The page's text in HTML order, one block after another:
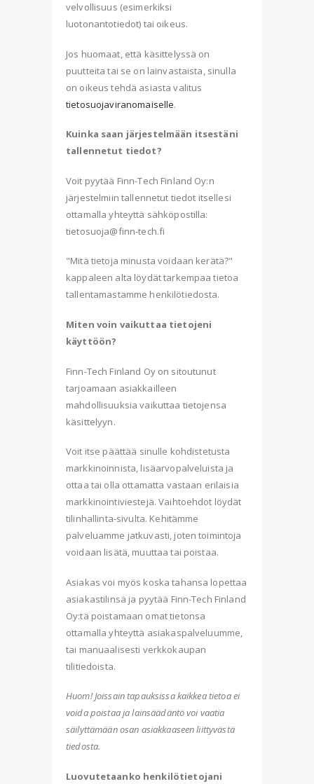
velvollisuus (esimerkiksi
luotonantotiedot) tai oikeus.
Jos huomaat, että käsittelyssä on
puutteita tai se on lainvastaista, sinulla
on oikeus tehdä asiasta valitus
tietosuojaviranomaiselle.
Kuinka saan järjestelmään itsestäni
tallennetut tiedot?
Voit pyytää Finn-Tech Finland Oy:n
järjestelmiin tallennetut tiedot itsellesi
ottamalla yhteyttä sähköpostilla:
tietosuoja@finn-tech.fi
"Mitä tietoja minusta voidaan kerätä?"
kappaleen alta löydät tarkempaa tietoa
tallentamastamme henkilötiedosta.
Miten voin vaikuttaa tietojeni
käyttöön?
Finn-Tech Finland Oy on sitoutunut
tarjoamaan asiakkailleen
mahdollisuuksia vaikuttaa tietojensa
käsittelyyn.
Voit itse päättää sinulle kohdistetusta
markkinoinnista, lisäarvopalveluista ja
ottaa tai olla ottamatta vastaan erilaisia
markkinointiviestejä. Vaihtoehdot löydät
tilinhallinta-sivulta. Kehitämme
palveluamme jatkuvasti, joten toimintoja
voidaan lisätä, muuttaa tai poistaa.
Asiakas voi myös koska tahansa lopettaa
asiakastilinsä ja pyytää Finn-Tech Finland
Oy:tä poistamaan omat tietonsa
ottamalla yhteyttä asiakaspalveluumme,
tai manuaalisesti verkkokaupan
tilitiedoista.
Huom! Joissain tapauksissa kaikkea tietoa ei
voida poistaa ja lainsäädäntö voi vaatia
säilyttämään osan asiakkaaseen liittyvästä
tiedosta.
Luovutetaanko henkilötietojani